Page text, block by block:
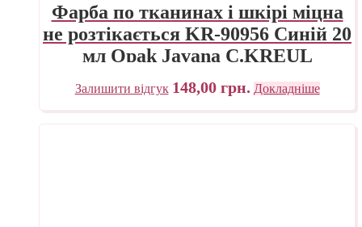
Фарба по тканинах і шкірі міцна
не розтікається KR-90956 Синій 20
мл Opak Javana C.KREUL
Залишити відгук 148,00 грн. Докладніше